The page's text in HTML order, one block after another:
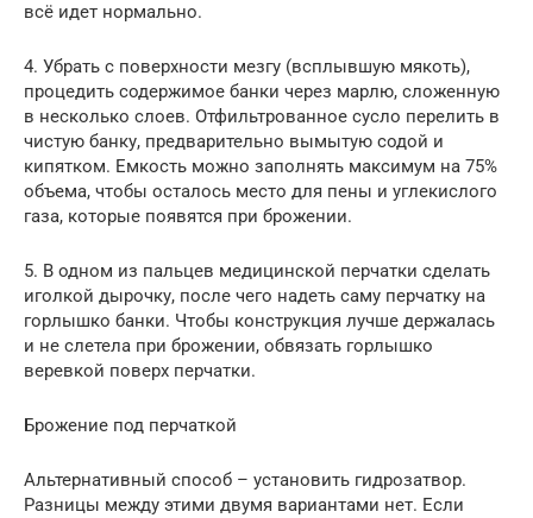
всё идет нормально.
4. Убрать с поверхности мезгу (всплывшую мякоть),
процедить содержимое банки через марлю, сложенную
в несколько слоев. Отфильтрованное сусло перелить в
чистую банку, предварительно вымытую содой и
кипятком. Емкость можно заполнять максимум на 75%
объема, чтобы осталось место для пены и углекислого
газа, которые появятся при брожении.
5. В одном из пальцев медицинской перчатки сделать
иголкой дырочку, после чего надеть саму перчатку на
горлышко банки. Чтобы конструкция лучше держалась
и не слетела при брожении, обвязать горлышко
веревкой поверх перчатки.
Брожение под перчаткой
Альтернативный способ – установить гидрозатвор.
Разницы между этими двумя вариантами нет. Если